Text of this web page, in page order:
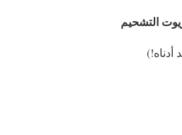
التشحيم
أدناه!)